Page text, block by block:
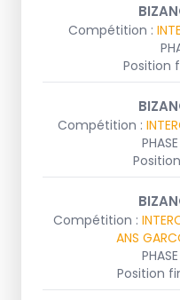
Compétition :
Position
Compétition :
Compétition :
ANS
Position